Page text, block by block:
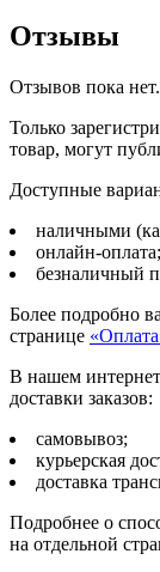
Отзывы
Отзывов пока нет.
Только
товар, могут
Доступные
наличными
онлайн-оплата;
безналичный
Более подробно
странице
В нашем
доставки заказов:
самовывоз;
курьерская
доставка
Подробнее о
на отдельной